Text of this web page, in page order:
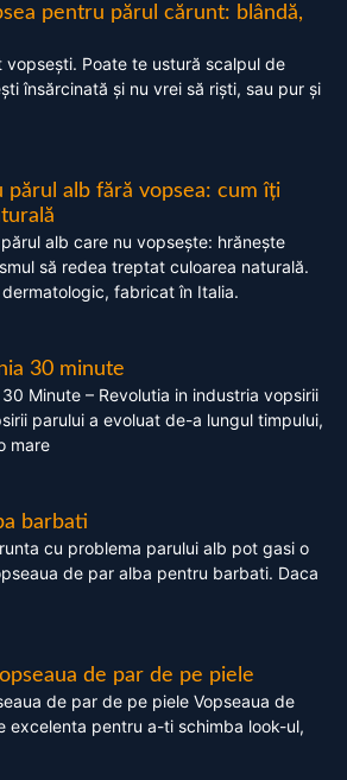
pentru părul cărunt: blândă,
vopsești. Poate te ustură scalpul de
însărcinată și nu vrei să riști, sau pur și
părul alb fără vopsea: cum îți
alb care nu vopsește: hrănește
să redea treptat culoarea naturală.
fabricat în Italia.
30 minute
Minute – Revolutia in industria vopsirii
parului a evoluat de-a lungul timpului,
mare
barbati
cu problema parului alb pot gasi o
de par alba pentru barbati. Daca
de par de pe piele
de par de pe piele Vopseaua de
excelenta pentru a-ti schimba look-ul,